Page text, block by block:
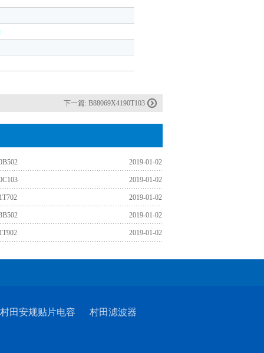
下一篇: B88069X4190T103
2019-01-02
2019-01-02
2019-01-02
2019-01-02
2019-01-02
村田安规贴片电容 村田滤波器